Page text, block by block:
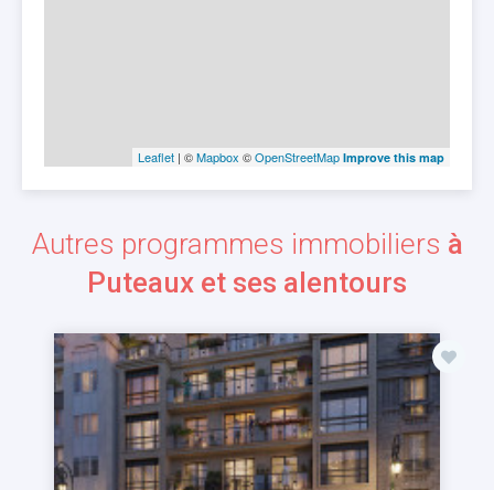
Leaflet | ©Mapbox ©OpenStreetMap Improve this map
Autres programmes immobiliers à
Puteaux et ses alentours